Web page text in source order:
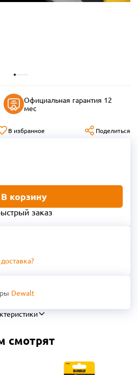
Официальная гарантия 12
мес
В избранное Поделиться
В корзину
заказ
Dewalt
смотрят